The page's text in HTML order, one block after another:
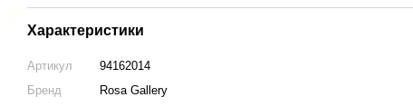
Характеристики
Артикул
94162014
Бренд
Rosa Gallery